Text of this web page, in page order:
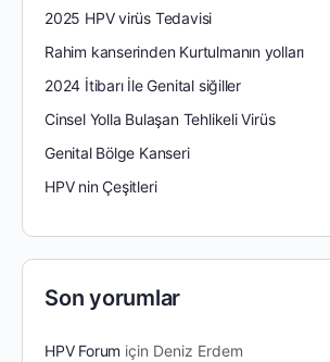
2025 HPV virüs Tedavisi
Rahim kanserinden Kurtulmanın yolları
2024 İtibarı İle Genital siğiller
Cinsel Yolla Bulaşan Tehlikeli Virüs
Genital Bölge Kanseri
HPV nin Çeşitleri
Son yorumlar
HPV Forum için Deniz Erdem